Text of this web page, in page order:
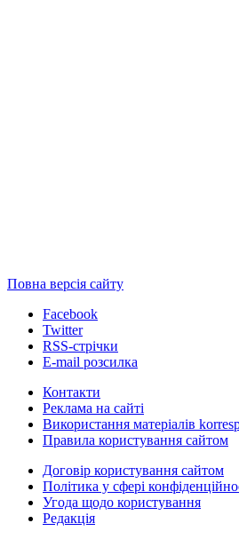
Повна версія сайту
Facebook
Twitter
RSS-стрічки
E-mail розсилка
Контакти
Реклама на сайті
Використання матеріалів
Правила користування сайтом
Договір користування сайтом
Політика у сфері
Угода щодо користування
Редакція